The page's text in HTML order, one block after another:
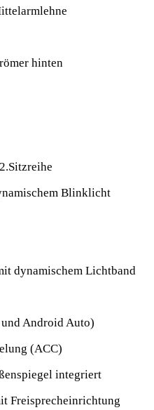
hinten
Blinklicht
dynamischem Lichtband
Android Auto)
(ACC)
integriert
Freisprecheinrichtung